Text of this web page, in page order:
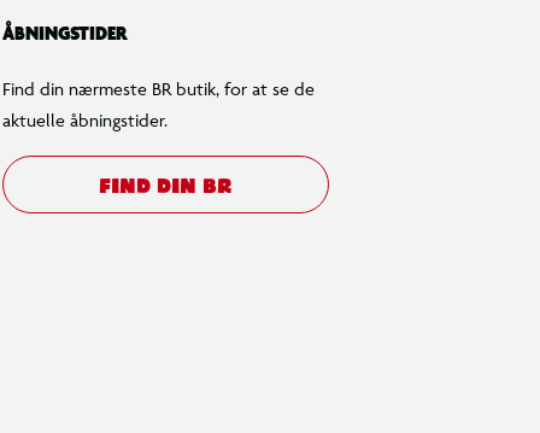
ÅBNINGSTIDER
Find din nærmeste BR butik, for at se de
aktuelle åbningstider.
FIND DIN BR